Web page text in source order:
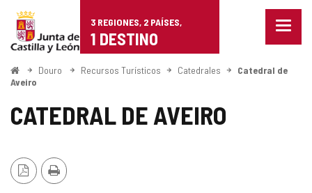
Douro 3 REGIONES, 2 PAÍSES,
1 DESTINO
Menu
InicioDouro Recursos Turísticos Catedrales
Catedral de
Aveiro
CATEDRAL DE AVEIRO
VersiónImprimir